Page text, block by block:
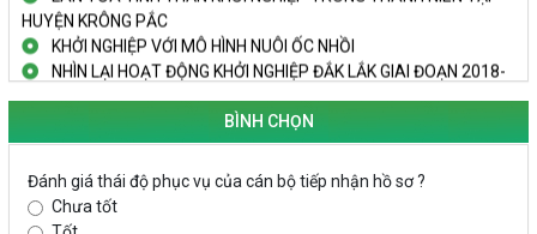
HUYỆN KRÔNG PẮC
KHỞI NGHIỆP VỚI MÔ HÌNH NUÔI ỐC NHỒI
NHÌN LẠI HOẠT ĐỘNG KHỞI NGHIỆP ĐẮK LẮK GIAI ĐOẠN 2018-
2020
KHAI MẠC TECHFEST 2024
Đắk Lắk - Tiềm năng và cơ hội đầu tư ngày
THANH NIÊN KHỞI NGHIỆP THÀNH CÔNG TỪ MÔ HÌNH KINH TẾ
BÌNH CHỌN
Đánh giá thái độ phục vụ của cán bộ tiếp nhận hồ sơ ?
Chưa tốt